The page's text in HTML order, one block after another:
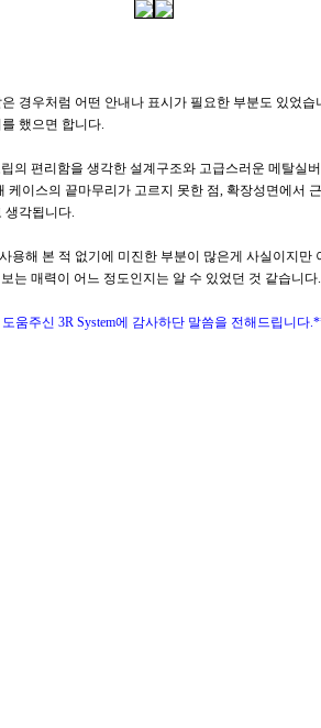
경우처럼 어떤 안내나 표시가 필요한 부분도 있었습
했으면 합니다.
의 편리함을 생각한 설계구조와 고급스러운 메탈실
케이스의 끝마무리가 고르지 못한 점, 확장성면에서
생각됩니다.
용해 본 적 없기에 미진한 부분이 많은게 사실이지만
는 매력이 어느 정도인지는 알 수 있었던 것 같습니
움주신 3R System에 감사하단 말씀을 전해드립니다